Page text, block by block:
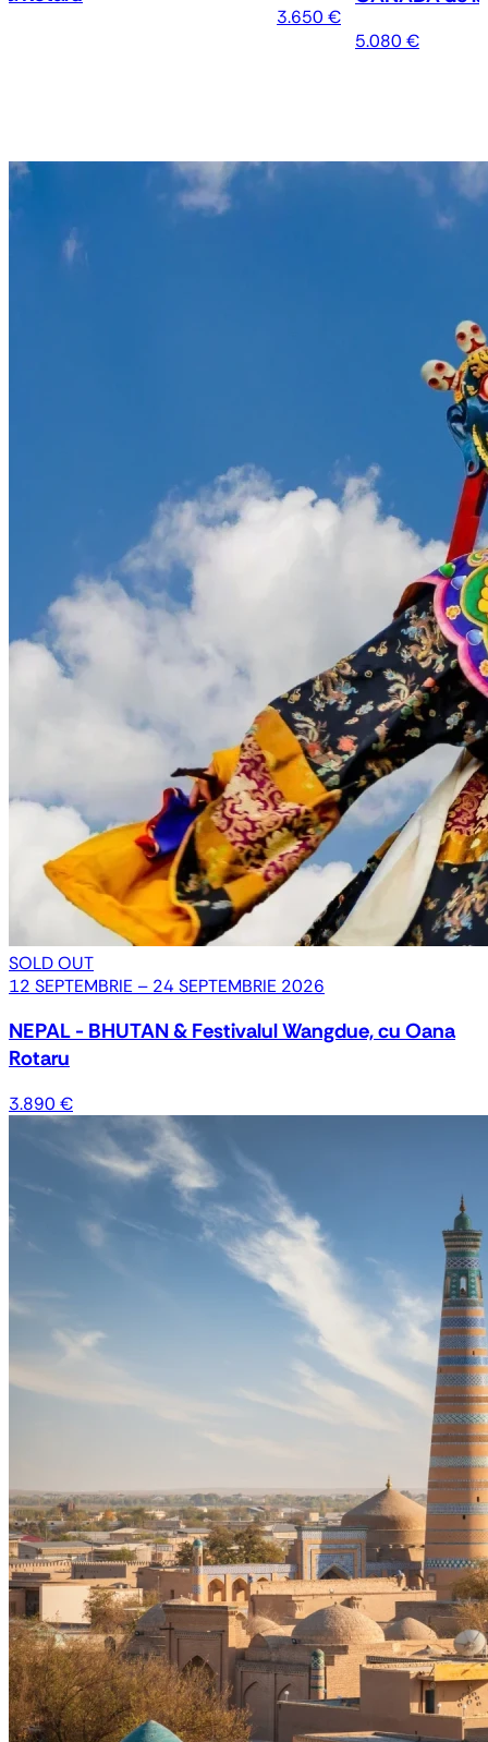
5.080 €
3.650 €
SOLD OUT
12 SEPTEMBRIE – 24 SEPTEMBRIE 2026
NEPAL - BHUTAN & Festivalul Wangdue, cu Oana
Rotaru
3.890 €